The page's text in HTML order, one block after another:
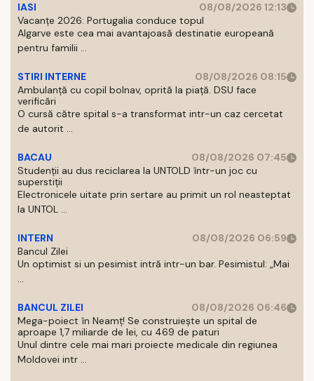
IASI
08/08/2026 12:13
Vacanțe 2026: Portugalia conduce topul
Algarve este cea mai avantajoasă destinatie europeană
pentru familii ...
STIRI INTERNE
08/08/2026 08:15
Ambulanță cu copil bolnav, oprită la piață. DSU face
verificări
O cursă către spital s-a transformat intr-un caz cercetat
de autorit ...
BACAU
08/08/2026 07:45
Studenții au dus reciclarea la UNTOLD într-un joc cu
superstiții
Electronicele uitate prin sertare au primit un rol neasteptat
la UNTOL ...
INTERN
08/08/2026 06:59
Bancul Zilei
Un optimist si un pesimist intră intr-un bar. Pesimistul: „Mai
...
BANCUL ZILEI
08/08/2026 06:46
Mega-poiect în Neamț! Se construiește un spital de
aproape 1,7 miliarde de lei, cu 469 de paturi
Unul dintre cele mai mari proiecte medicale din regiunea
Moldovei intr ...